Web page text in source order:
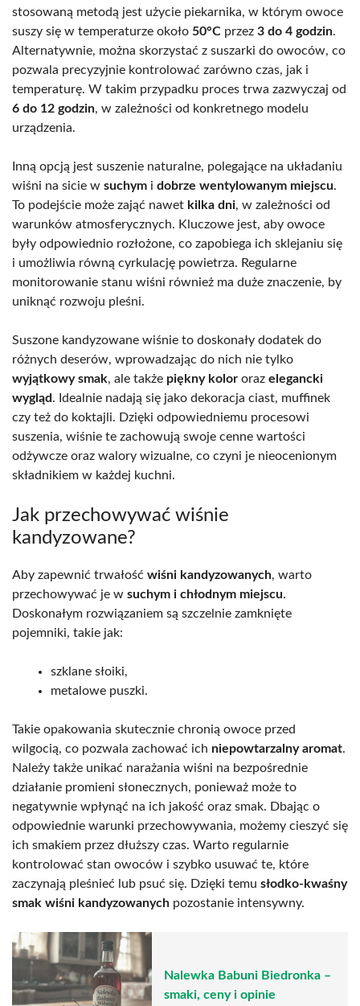
stosowaną metodą jest użycie piekarnika, w którym owoce
suszy się w temperaturze około 50°C przez 3 do 4 godzin.
Alternatywnie, można skorzystać z suszarki do owoców, co
pozwala precyzyjnie kontrolować zarówno czas, jak i
temperaturę. W takim przypadku proces trwa zazwyczaj od
6 do 12 godzin, w zależności od konkretnego modelu
urządzenia.
Inną opcją jest suszenie naturalne, polegające na układaniu
wiśni na sicie w suchym i dobrze wentylowanym miejscu.
To podejście może zająć nawet kilka dni, w zależności od
warunków atmosferycznych. Kluczowe jest, aby owoce
były odpowiednio rozłożone, co zapobiega ich sklejaniu się
i umożliwia równą cyrkulację powietrza. Regularne
monitorowanie stanu wiśni również ma duże znaczenie, by
uniknąć rozwoju pleśni.
Suszone kandyzowane wiśnie to doskonały dodatek do
różnych deserów, wprowadzając do nich nie tylko
wyjątkowy smak, ale także piękny kolor oraz elegancki
wygląd. Idealnie nadają się jako dekoracja ciast, muffinek
czy też do koktajli. Dzięki odpowiedniemu procesowi
suszenia, wiśnie te zachowują swoje cenne wartości
odżywcze oraz walory wizualne, co czyni je nieocenionym
składnikiem w każdej kuchni.
Jak przechowywać wiśnie
kandyzowane?
Aby zapewnić trwałość wiśni kandyzowanych, warto
przechowywać je w suchym i chłodnym miejscu.
Doskonałym rozwiązaniem są szczelnie zamknięte
pojemniki, takie jak:
szklane słoiki,
metalowe puszki.
Takie opakowania skutecznie chronią owoce przed
wilgocią, co pozwala zachować ich niepowtarzalny aromat.
Należy także unikać narażania wiśni na bezpośrednie
działanie promieni słonecznych, ponieważ może to
negatywnie wpłynąć na ich jakość oraz smak. Dbając o
odpowiednie warunki przechowywania, możemy cieszyć się
ich smakiem przez dłuższy czas. Warto regularnie
kontrolować stan owoców i szybko usuwać te, które
zaczynają pleśnieć lub psuć się. Dzięki temu słodko-kwaśny
smak wiśni kandyzowanych pozostanie intensywny.
Nalewka Babuni Biedronka –
smaki, ceny i opinie